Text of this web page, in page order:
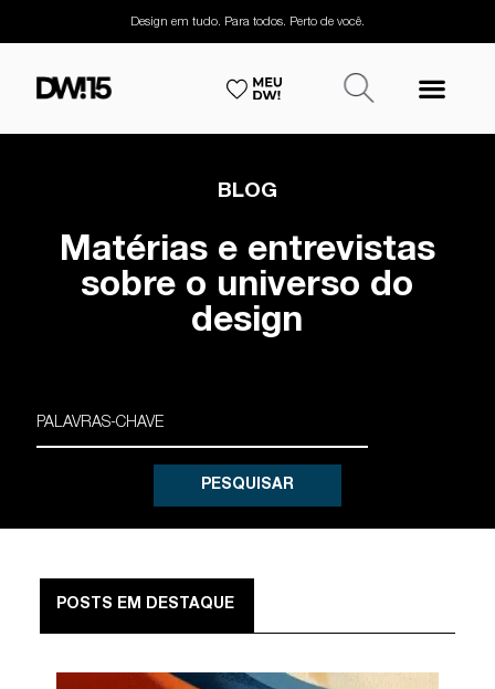
Design em tudo. Para todos. Perto de você.
BLOG
Matérias e entrevistas
sobre o universo do
design
PESQUISAR
POSTS EM DESTAQUE